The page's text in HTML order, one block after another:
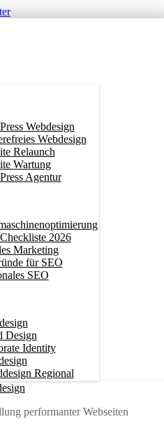
Webdesign
Webdesign
Relaunch
Wartung
Agentur
2026
Marketing
für SEO
SEO
Design
Identity
Regional
performanter Webseiten